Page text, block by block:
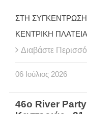
ΣΤΗ
ΚΕΝΤΡΙΚΗ
Διαβάστε
06 Ιούλιος 2026
46ο River